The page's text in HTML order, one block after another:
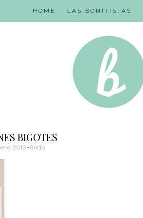
HOME LAS BONITISTAS
BIGOTES
2013- Rocio